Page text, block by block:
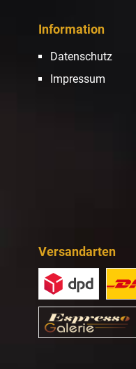
Information
Datenschutz
Impressum
Versandarten